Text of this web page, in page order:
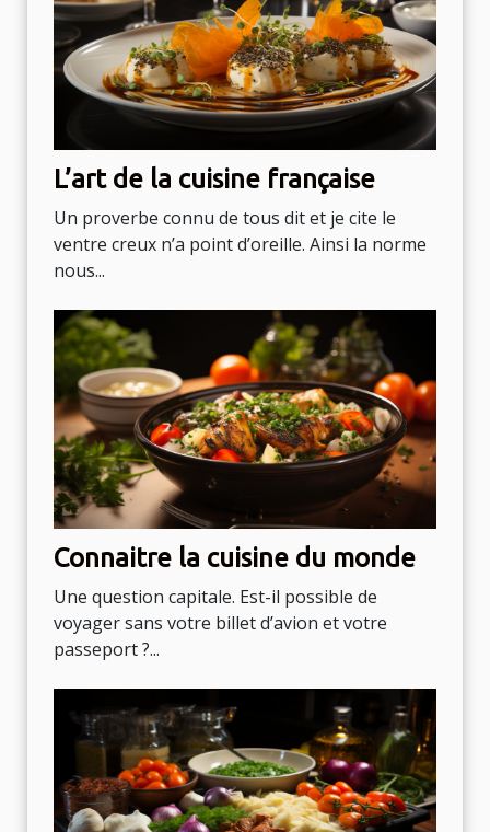
L’art de la cuisine française
Un proverbe connu de tous dit et je cite le
ventre creux n’a point d’oreille. Ainsi la norme
nous...
Connaitre la cuisine du monde
Une question capitale. Est-il possible de
voyager sans votre billet d’avion et votre
passeport ?...